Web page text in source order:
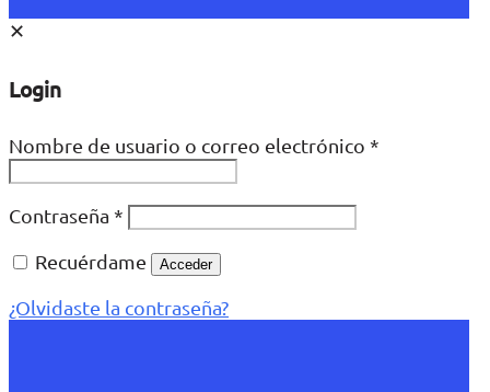
✕
Login
Nombre de usuario o correo electrónico *
Contraseña *
Recuérdame
Acceder
¿Olvidaste la contraseña?